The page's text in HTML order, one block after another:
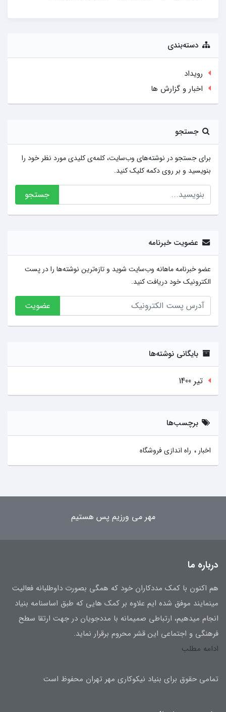
دسته‌بندی
رویداد
اخبار و گزارش ها
جستجو
برای جستجو در نوشته‌های وب‌سایت، کلمه‌ی کلیدی مورد نظر خود را
بنویسید و بر روی دکمه کلیک کنید.
جستجو
عضویت خبرنامه
عضو خبرنامه ماهانه وب‌سایت شوید و تازه‌ترین نوشته‌ها را در پست
الکترونیک خود دریافت کنید.
عضویت
بایگانی نوشته‌ها
تير 1400
برچسب‌ها
اخبار راه اندازی فروشگاه
مهر می ورزیم پس هستیم
درباره ما
هم اکنون با کمک مددکاران خود که همگی بصورت داوطلبانه فعالیت
مینمایند موفق شده ایم علاوه بر کمک هایی که طبق اساسنامه بنیاد
انجام میدهیم، ارتباطی صمیمانه با مددجویان در جهت ارتقا سطح
فرهنگی و اجتماعی این قشر محروم برقرار نماید.
ادامه مطلب
تمامی حقوق برای بنیاد نیکوکاری مهر تهران محفوظ است